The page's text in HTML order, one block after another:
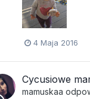
4 Maja 2016
Cycusiowe
mamuskaa